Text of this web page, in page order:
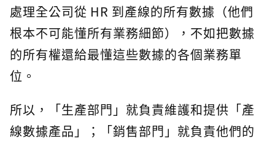
處理全公司從 HR 到產線的所有數據（他們
根本不可能懂所有業務細節），不如把數據
的所有權還給最懂這些數據的各個業務單
位。
所以，「生產部門」就負責維護和提供「產
線數據產品」；「銷售部門」就負責他們的